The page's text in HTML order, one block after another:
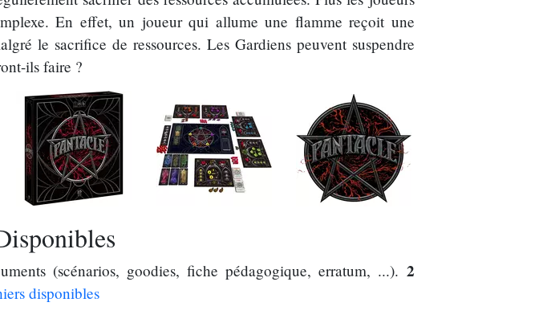
En effet, un joueur qui allume une flamme reçoit une
le sacrifice de ressources. Les Gardiens peuvent suspendre
ils faire ?
(scénarios, goodies, fiche pédagogique, erratum, ...). 2
disponibles